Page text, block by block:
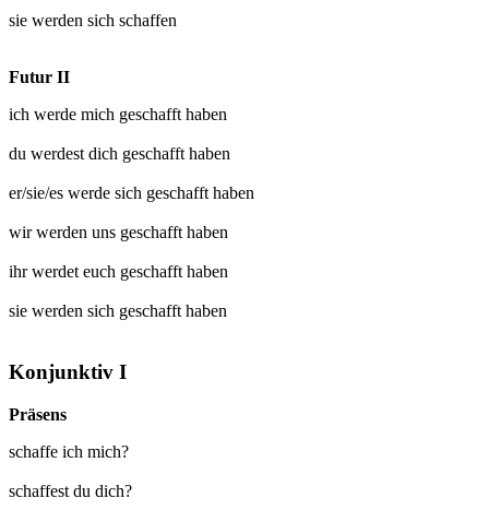
sie werden sich schaffen
Futur II
ich werde mich geschafft haben
du werdest dich geschafft haben
er/sie/es werde sich geschafft haben
wir werden uns geschafft haben
ihr werdet euch geschafft haben
sie werden sich geschafft haben
Konjunktiv I
Präsens
schaffe ich mich?
schaffest du dich?